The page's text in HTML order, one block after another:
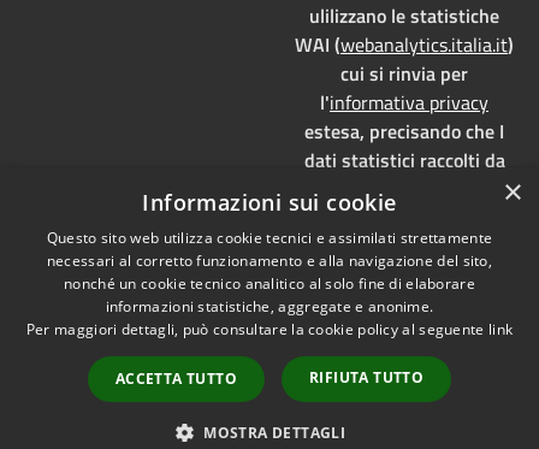
ulilizzano le statistiche
WAI (webanalytics.italia.it)
cui si rinvia per
l'informativa privacy
estesa, precisando che I
dati statistici raccolti da
WAI vengono memorizzati
su server dedicati,
localizzati in Italia e ad uso
esclusivo della pubblica
amministrazione. WAI è
pienamente aderente alla
normativa GDPR e, grazie
all'anonimizzazione dei
dati, è
×
Informazioni sui cookie
Questo sito web utilizza cookie tecnici e assimilati strettamente
necessari al corretto funzionamento e alla navigazione del sito,
nonché un cookie tecnico analitico al solo fine di elaborare
informazioni statistiche, aggregate e anonime.
Per maggiori dettagli, può consultare la cookie policy al seguente link
ACCETTA TUTTO RIFIUTA TUTTO
MOSTRA DETTAGLI